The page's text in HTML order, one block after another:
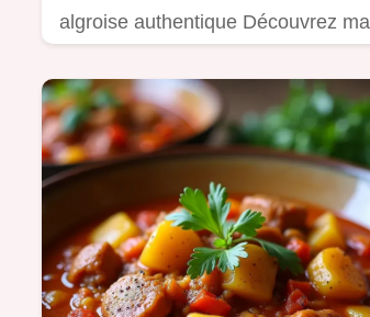
algroise authentique Découvrez ma